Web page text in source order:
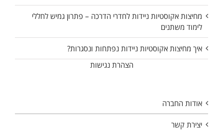
מחיצות אקוסטיות ניידות לחדרי הדרכה – פתרון גמיש לחללי
לימוד משתנים
איך מחיצות אקוסטיות ניידות נפתחות ונסגרות?
הצהרת נגישות
אודות החברה
יצירת קשר